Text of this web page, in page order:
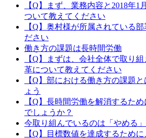
【Q】まず、業務内容と2018年1
ついて教えてください
【Q】奥村様が所属されている
ださい
働き方の課題は長時間労働
【Q】まずは、会社全体で取り
革について教えてください
【Q】部における働き方の課題
ょう
【Q】長時間労働を解消するた
でしょうか？
今取り組んでいるのは「やめる
【Q】目標数値を達成するため